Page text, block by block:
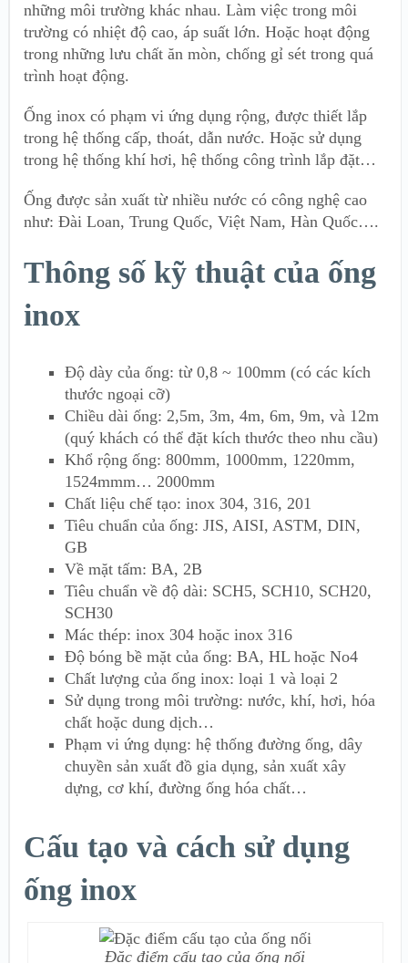
những môi trường khác nhau. Làm việc trong môi
trường có nhiệt độ cao, áp suất lớn. Hoặc hoạt động
trong những lưu chất ăn mòn, chống gỉ sét trong quá
trình hoạt động.
Ống inox có phạm vi ứng dụng rộng, được thiết lắp
trong hệ thống cấp, thoát, dẫn nước. Hoặc sử dụng
trong hệ thống khí hơi, hệ thống công trình lắp đặt…
Ống được sản xuất từ nhiều nước có công nghệ cao
như: Đài Loan, Trung Quốc, Việt Nam, Hàn Quốc….
Thông số kỹ thuật của ống
inox
Độ dày của ống: từ 0,8 ~ 100mm (có các kích
thước ngoại cỡ)
Chiều dài ống: 2,5m, 3m, 4m, 6m, 9m, và 12m
(quý khách có thể đặt kích thước theo nhu cầu)
Khổ rộng ống: 800mm, 1000mm, 1220mm,
1524mmm… 2000mm
Chất liệu chế tạo: inox 304, 316, 201
Tiêu chuẩn của ống: JIS, AISI, ASTM, DIN,
GB
Về mặt tấm: BA, 2B
Tiêu chuẩn về độ dài: SCH5, SCH10, SCH20,
SCH30
Mác thép: inox 304 hoặc inox 316
Độ bóng bề mặt của ống: BA, HL hoặc No4
Chất lượng của ống inox: loại 1 và loại 2
Sử dụng trong môi trường: nước, khí, hơi, hóa
chất hoặc dung dịch…
Phạm vi ứng dụng: hệ thống đường ống, dây
chuyền sản xuất đồ gia dụng, sản xuất xây
dựng, cơ khí, đường ống hóa chất…
Cấu tạo và cách sử dụng
ống inox
Đặc điểm cấu tạo của ống nối